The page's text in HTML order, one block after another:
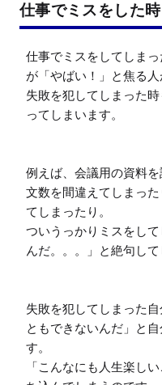
仕事でミスをした時
仕事でミスをしてしま
が「やばい！」と焦る人
失敗を犯してしまった
ってしまいます。
例えば、会議用の資料
文数を間違えてしまっ
てしまったり。
ついうっかりミスをし
んだ。。。」と絶句して
失敗を犯してしまった
ともできないんだ」と
す。
「こんなにも人生楽し